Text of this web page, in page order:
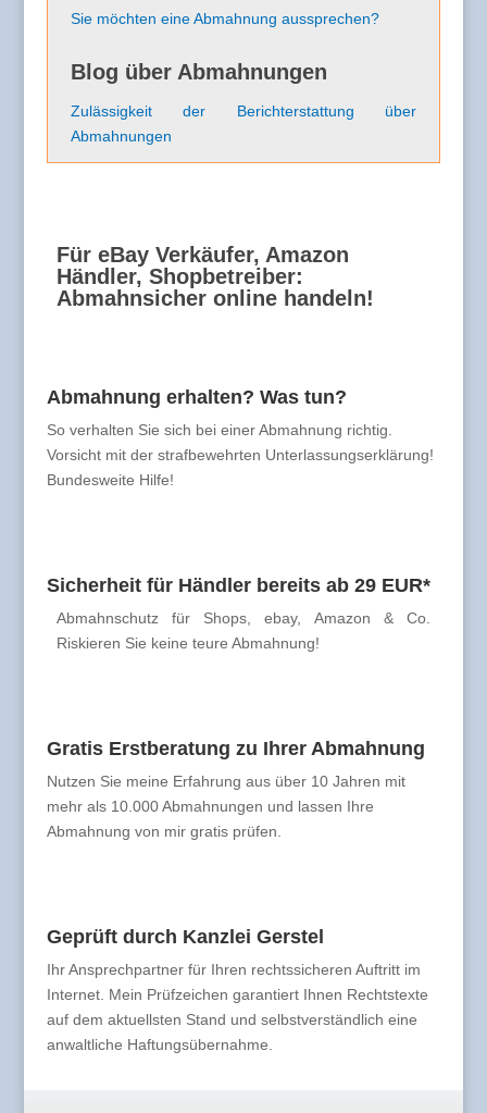
Sie möchten eine Abmahnung aussprechen?
Blog über Abmahnungen
Zulässigkeit der Berichterstattung über
Abmahnungen
Für eBay Verkäufer, Amazon
Händler, Shopbetreiber:
Abmahnsicher online handeln!
Abmahnung erhalten? Was tun?
So verhalten Sie sich bei einer Abmahnung richtig.
Vorsicht mit der strafbewehrten Unterlassungserklärung!
Bundesweite Hilfe!
Sicherheit für Händler bereits ab 29 EUR*
Abmahnschutz für Shops, ebay, Amazon & Co.
Riskieren Sie keine teure Abmahnung!
Gratis Erstberatung zu Ihrer Abmahnung
Nutzen Sie meine Erfahrung aus über 10 Jahren mit
mehr als 10.000 Abmahnungen und lassen Ihre
Abmahnung von mir gratis prüfen.
Geprüft durch Kanzlei Gerstel
Ihr Ansprechpartner für Ihren rechtssicheren Auftritt im
Internet. Mein Prüfzeichen garantiert Ihnen Rechtstexte
auf dem aktuellsten Stand und selbstverständlich eine
anwaltliche Haftungsübernahme.